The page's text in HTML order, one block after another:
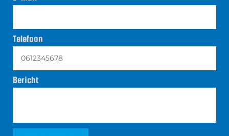
Telefoon
Bericht